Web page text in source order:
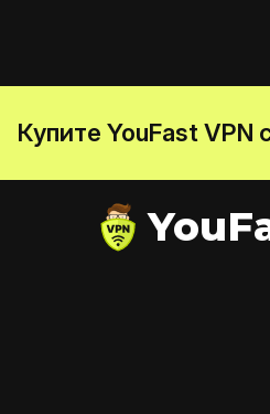
Купите YouFast VPN